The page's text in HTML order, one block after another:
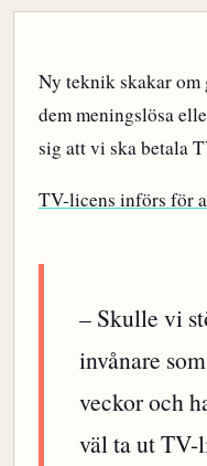
Ny teknik skakar om
dem meningslösa
sig att vi ska betala
TV-licens införs för
– Skulle vi
invånare
veckor och
väl ta ut TV-